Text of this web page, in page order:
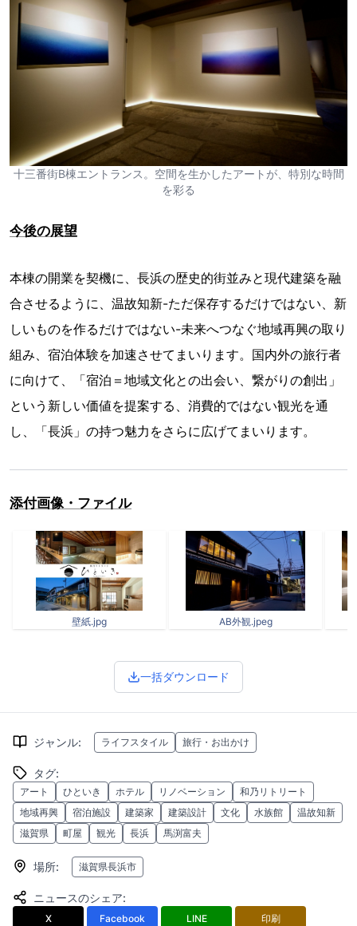
十三番街B棟エントランス。空間を生かしたアートが、特別な時間
を彩る
今後の展望
本棟の開業を契機に、長浜の歴史的街並みと現代建築を融
合させるように、温故知新-ただ保存するだけではない、新
しいものを作るだけではない-未来へつなぐ地域再興の取り
組み、宿泊体験を加速させてまいります。国内外の旅行者
に向けて、「宿泊＝地域文化との出会い、繋がりの創出」
という新しい価値を提案する、消費的ではない観光を通
し、「長浜」の持つ魅力をさらに広げてまいります。
添付画像・ファイル
壁紙.jpg AB外観.jpeg
一括ダウンロード
ジャンル: ライフスタイル 旅行・お出かけ
タグ:
アート ひといき ホテル リノベーション
和乃リトリート
地域再興
宿泊施設 建築家 建築設計 文化 水族館
温故知新
滋賀県
町屋 観光 長浜 馬渕富夫
場所: 滋賀県長浜市
ニュースのシェア:
X Facebook LINE 印刷